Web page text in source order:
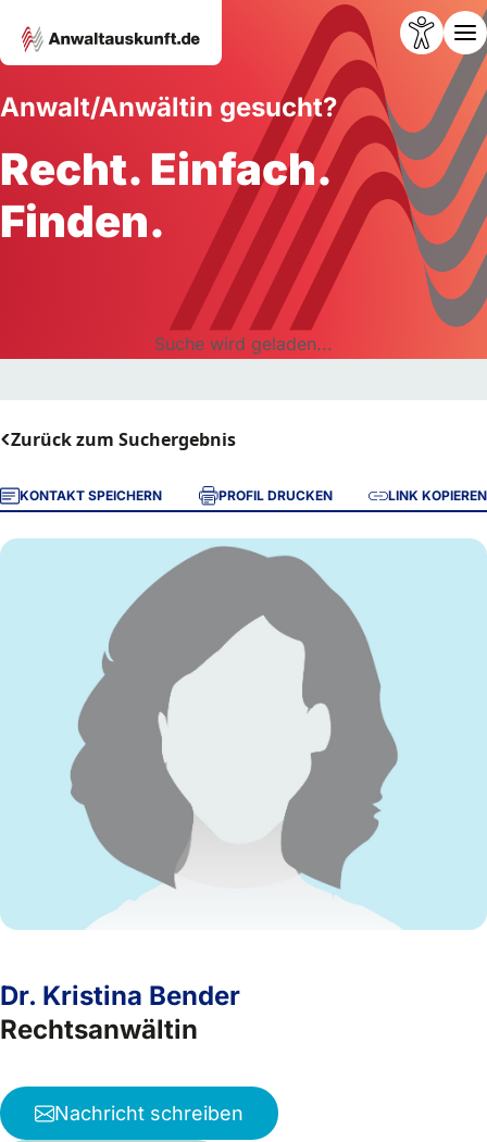
Anwalt/Anwältin gesucht?
Recht. Einfach.
Finden.
Suche wird geladen...
Zurück zum Suchergebnis
KONTAKT SPEICHERN PROFIL DRUCKEN LINK KOPIEREN
Dr. Kristina Bender
Rechtsanwältin
Nachricht schreiben